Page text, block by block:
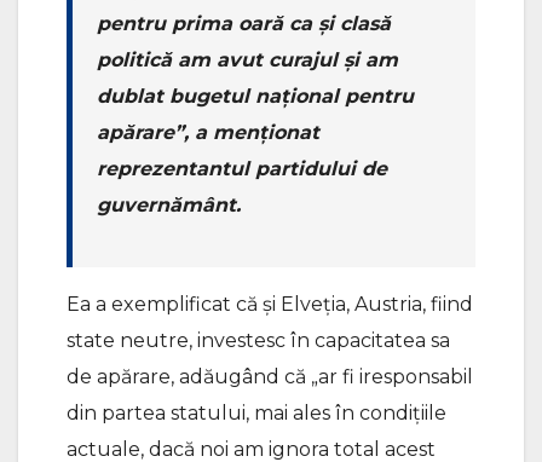
pentru prima oară ca și clasă
politică am avut curajul și am
dublat bugetul național pentru
apărare”, a menționat
reprezentantul partidului de
guvernământ.
Ea a exemplificat că și Elveția, Austria, fiind
state neutre, investesc în capacitatea sa
de apărare, adăugând că „ar fi iresponsabil
din partea statului, mai ales în condițiile
actuale, dacă noi am ignora total acest